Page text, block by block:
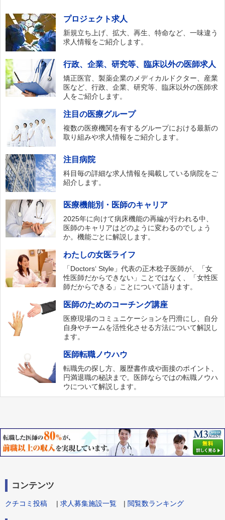
プロジェクト求人
新規立ち上げ、拡大、再生、特命など、一味違う
求人情報をご紹介します。
行政、企業、研究等、臨床以外の医師求人
矯正医官、製薬企業のメディカルドクター、産業
医など、行政、企業、研究等、臨床以外の医師求
人をご紹介します。
注目の医療グループ
複数の医療機関を有するグループにおける最新の
取り組みや求人情報をご紹介します。
注目病院
科目毎の詳細な求人情報を掲載している病院をご
紹介します。
医療機能別・医師のキャリア
2025年に向けて病床機能の再編が行われる中、
医師のキャリアはどのように変わるのでしょう
か。機能ごとに解説します。
わたしの女医ライフ
「Doctors‘ Style」代表の正木稔子医師が、「女
性医師だからできない」ことではなく、「女性医
師だからできる」ことについて語ります。
医師のためのコーチング講座
医療現場のコミュニケーションを円滑にし、自分
自身やチームを活性化させる方法について解説し
ます。
医師転職ノウハウ
転職先の探し方、履歴書作成や面接のポイント、
円満退職の秘訣まで。医師ならではの転職ノウハ
ウについて解説します。
コンテンツ
クチコミ投稿 | 求人募集施設一覧 | 閲覧数ランキング